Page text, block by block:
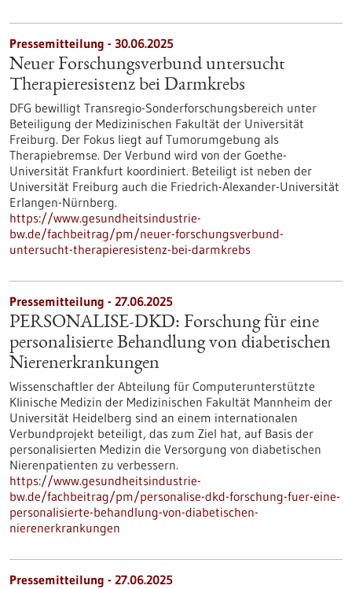
Pressemitteilung - 30.06.2025
Neuer Forschungsverbund untersucht
Therapieresistenz bei Darmkrebs
DFG bewilligt Transregio-Sonderforschungsbereich unter
Beteiligung der Medizinischen Fakultät der Universität
Freiburg. Der Fokus liegt auf Tumorumgebung als
Therapiebremse. Der Verbund wird von der Goethe-
Universität Frankfurt koordiniert. Beteiligt ist neben der
Universität Freiburg auch die Friedrich-Alexander-Universität
Erlangen-Nürnberg.
https://www.gesundheitsindustrie-
bw.de/fachbeitrag/pm/neuer-forschungsverbund-
untersucht-therapieresistenz-bei-darmkrebs
Pressemitteilung - 27.06.2025
PERSONALISE-DKD: Forschung für eine
personalisierte Behandlung von diabetischen
Nierenerkrankungen
Wissenschaftler der Abteilung für Computerunterstützte
Klinische Medizin der Medizinischen Fakultät Mannheim der
Universität Heidelberg sind an einem internationalen
Verbundprojekt beteiligt, das zum Ziel hat, auf Basis der
personalisierten Medizin die Versorgung von diabetischen
Nierenpatienten zu verbessern.
https://www.gesundheitsindustrie-
bw.de/fachbeitrag/pm/personalise-dkd-forschung-fuer-eine-
personalisierte-behandlung-von-diabetischen-
nierenerkrankungen
Pressemitteilung - 27.06.2025